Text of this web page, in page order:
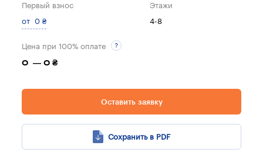
Первый взнос
от 0 ₴
Этажи
4-8
Цена при 100% оплате
0 — 0 ₴
Оставить заявку
Сохранить в PDF